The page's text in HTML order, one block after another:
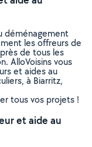
déménagement
les offreurs de
de tous les
AlloVoisins vous
et aides au
à Biarritz,
tous vos projets !
et aide au